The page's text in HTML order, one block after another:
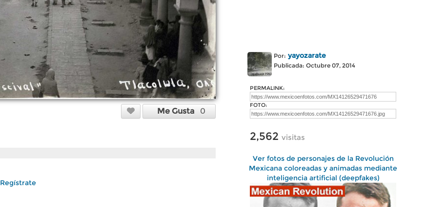
Me Gusta 0
Regístrate
Por: yayozarate
Publicada: Octubre 07, 2014
PERMALINK:
FOTO:
2,562 visitas
Ver fotos de personajes de la Revolución
Mexicana coloreadas y animadas mediante
inteligencia artificial (deepfakes)